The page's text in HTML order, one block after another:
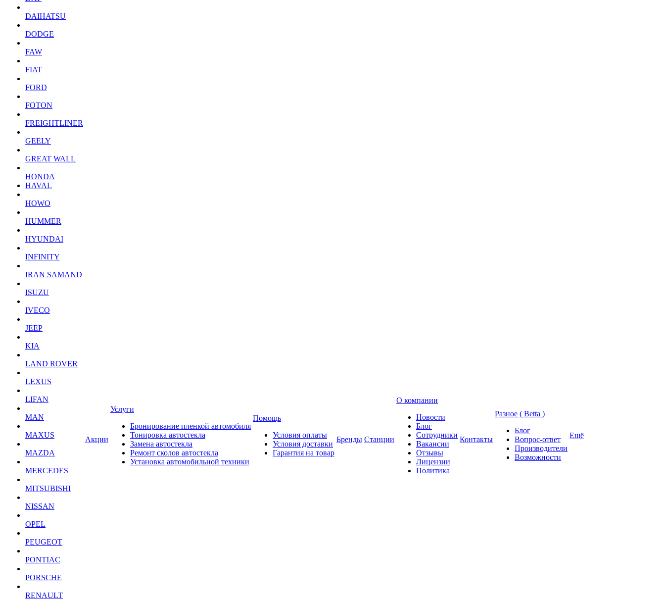
DAIHATSU
DODGE
FAW
FIAT
FORD
FOTON
FREIGHTLINER
GEELY
GREAT WALL
HONDA
HAVAL
HOWO
HUMMER
HYUNDAI
INFINITY
IRAN SAMAND
ISUZU
IVECO
JEEP
KIA
LAND ROVER
LEXUS
LIFAN
MAN
MAXUS
MAZDA
MERCEDES
MITSUBISHI
NISSAN
OPEL
PEUGEOT
PONTIAC
PORSCHE
RENAULT
Акции
Услуги
Бронирование пленкой автомобиля
Тонировка автостекла
Замена автостекла
Ремонт сколов автостекла
Установка автомобильной техники
Помощь
Условия оплаты
Условия доставки
Гарантия на товар
Бренды Станции
О компании
Новости
Блог
Сотрудники
Вакансии
Отзывы
Лицензии
Политика
Контакты
Разное ( Betta )
Блог
Вопрос-ответ
Производители
Возможности
Ещё